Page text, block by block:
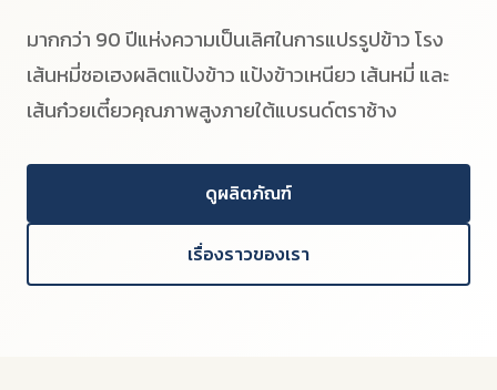
มากกว่า 90 ปีแห่งความเป็นเลิศในการแปรรูปข้าว โรง
เส้นหมี่ชอเฮงผลิตแป้งข้าว แป้งข้าวเหนียว เส้นหมี่ และ
เส้นก๋วยเตี๋ยวคุณภาพสูงภายใต้แบรนด์ตราช้าง
ดูผลิตภัณฑ์
เรื่องราวของเรา